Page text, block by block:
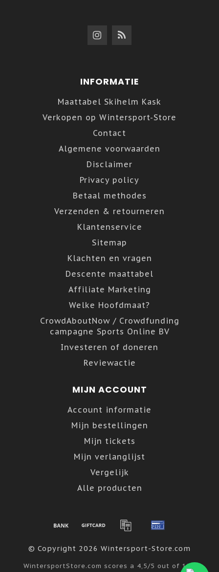
INFORMATIE
Maattabel Skihelm Kask
Verkopen op Wintersport-Store
Contact
Algemene voorwaarden
Disclaimer
Privacy policy
Betaal methodes
Verzenden & retourneren
Klantenservice
Sitemap
Klachten en vragen
Descente maattabel
Affiliate Marketing
Welke Hoofdmaat?
CrowdAboutNow / Crowdfunding
campagne Sports Online BV
Investeren of doneren
Reviewactie
MIJN ACCOUNT
Account informatie
Mijn bestellingen
Mijn tickets
Mijn verlanglijst
Vergelijk
Alle producten
© Copyright 2026 Wintersport-Store.com
WintersportStore.com scores a 4,5/5 out of 122